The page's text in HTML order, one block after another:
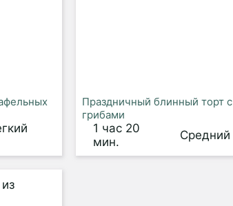
Праздничный блинный торт с
грибами
1 час 20
мин.
Средний